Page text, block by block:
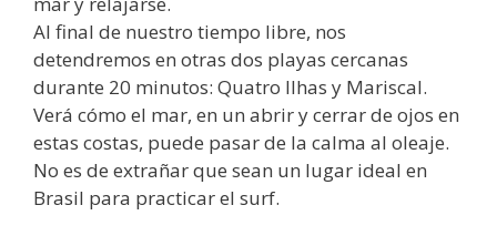
Al final de nuestro tiempo libre, nos
detendremos en otras dos playas cercanas
durante 20 minutos: Quatro Ilhas y Mariscal.
Verá cómo el mar, en un abrir y cerrar de ojos en
estas costas, puede pasar de la calma al oleaje.
No es de extrañar que sean un lugar ideal en
Brasil para practicar el surf.